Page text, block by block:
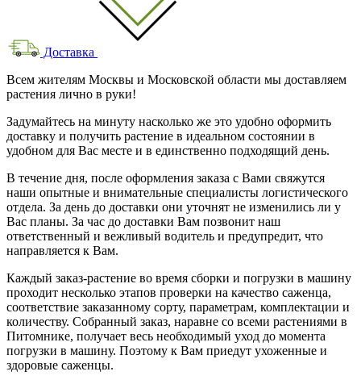
Доставка
Всем жителям Москвы и Московской области мы доставляем
растения лично в руки!
Задумайтесь на минуту насколько же это удобно оформить
доставку и получить растение в идеальном состоянии в
удобном для Вас месте и в единственно подходящий день.
В течение дня, после оформления заказа с Вами свяжутся
наши опытные и внимательные специалисты логистического
отдела. За день до доставки они уточнят не изменились ли у
Вас планы. За час до доставки Вам позвонит наш
ответственный и вежливый водитель и предупредит, что
направляется к Вам.
Каждый заказ-растение во время сборки и погрузки в машину
проходит несколько этапов проверки на качество саженца,
соответствие заказанному сорту, параметрам, комплектации и
количеству. Собранный заказ, наравне со всеми растениями в
Питомнике, получает весь необходимый уход до момента
погрузки в машину. Поэтому к Вам приедут ухоженные и
здоровые саженцы.